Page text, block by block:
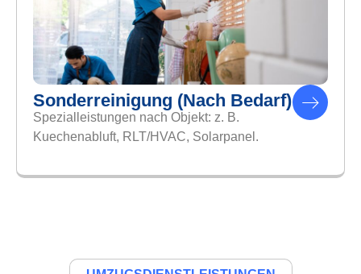
Sonderreinigung (nach Bedarf)
Spezialleistungen nach Objekt: z. B.
Kuechenabluft, RLT/HVAC, Solarpanel.